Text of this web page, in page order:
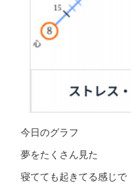
今日のグラフ
夢をたくさん見た
寝てても起きてる感じで